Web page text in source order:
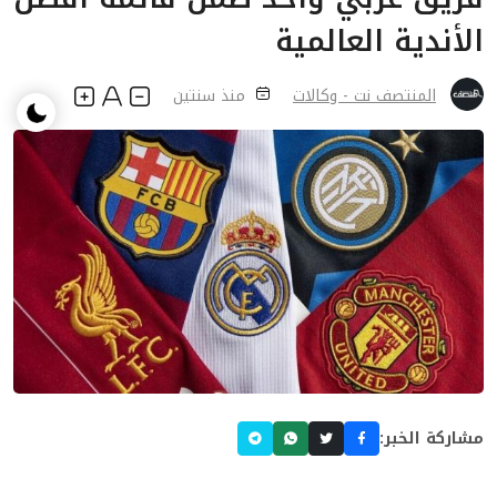
الأندية العالمية
المنتصف نت - وكالات منذ سنتين
مشاركة الخبر: